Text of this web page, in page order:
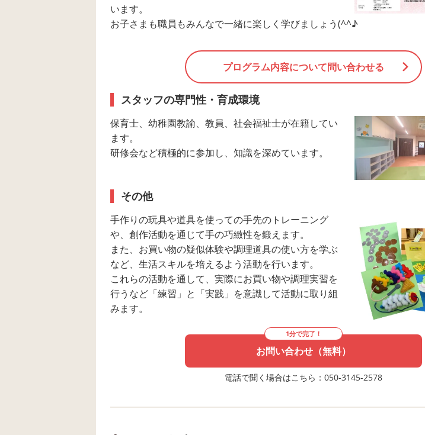
います。
お子さまも職員もみんなで一緒に楽しく学びましょう(^^♪
プログラム内容について問い合わせる
スタッフの専門性・育成環境
保育士、幼稚園教諭、教員、社会福祉士が在籍してい
ます。
研修会など積極的に参加し、知識を深めています。
その他
手作りの玩具や道具を使っての手先のトレーニング
や、創作活動を通じて手の巧緻性を鍛えます。
また、お買い物の疑似体験や調理道具の使い方を学ぶ
など、生活スキルを培えるよう活動を行います。
これらの活動を通して、実際にお買い物や調理実習を
行うなど「練習」と「実践」を意識して活動に取り組
みます。
1分で完了！
お問い合わせ（無料）
電話で聞く場合はこちら：050-3145-2578